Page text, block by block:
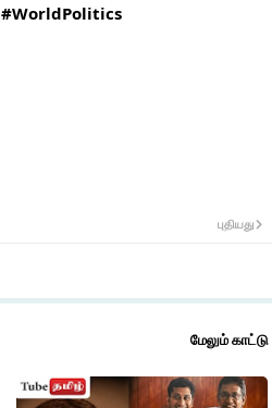
#WorldPolitics
புதியது
மேலும் காட்டு